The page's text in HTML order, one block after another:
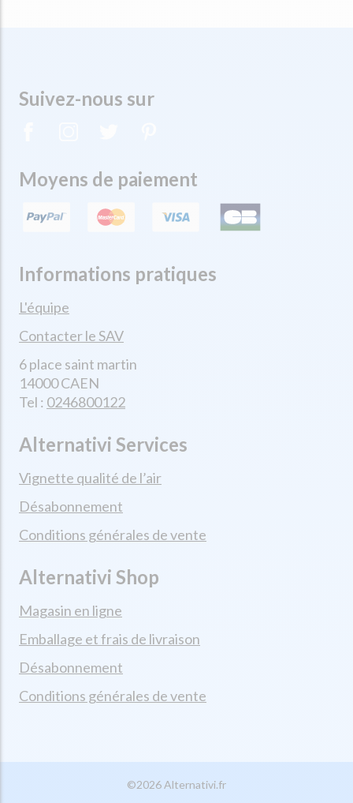
Suivez-nous sur
Moyens de paiement
Informations pratiques
L'équipe
Contacter le SAV
6 place saint martin
14000 CAEN
Tel : 0246800122
Alternativi Services
Vignette qualité de l’air
Désabonnement
Conditions générales de vente
Alternativi Shop
Magasin en ligne
Emballage et frais de livraison
Désabonnement
Conditions générales de vente
©2026 Alternativi.fr